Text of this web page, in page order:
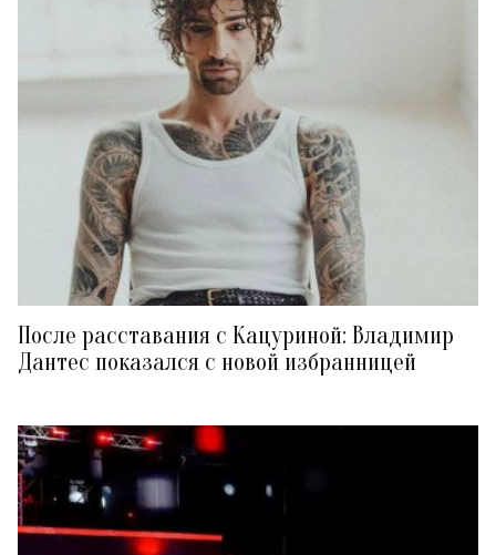
После расставания с Кацуриной: Владимир
Дантес показался с новой избранницей